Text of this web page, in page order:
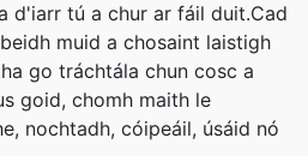
d'iarr tú a chur ar fáil duit.Cad
muid a chosaint laistigh
go tráchtála chun cosc a
goid, chomh maith le
nochtadh, cóipeáil, úsáid nó